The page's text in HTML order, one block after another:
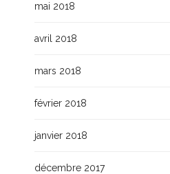
mai 2018
avril 2018
mars 2018
février 2018
janvier 2018
décembre 2017